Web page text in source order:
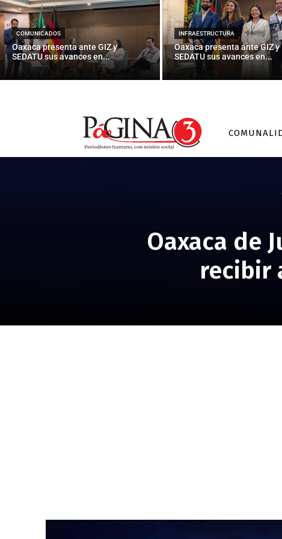
COMUNICADOS
Oaxaca presenta ante GIZ y
SEDATU sus avances en...
INFRAESTRUCTURA
Oaxaca presenta ante GIZ y
SEDATU sus avances en...
Oaxaca de
recibir